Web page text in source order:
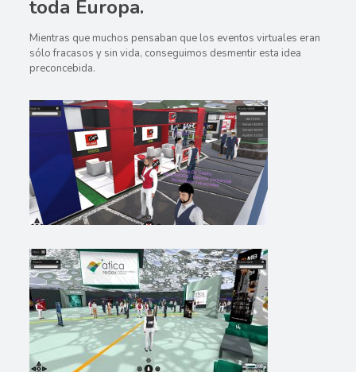
toda Europa.
Mientras que muchos pensaban que los eventos virtuales eran
sólo fracasos y sin vida, conseguimos desmentir esta idea
preconcebida.